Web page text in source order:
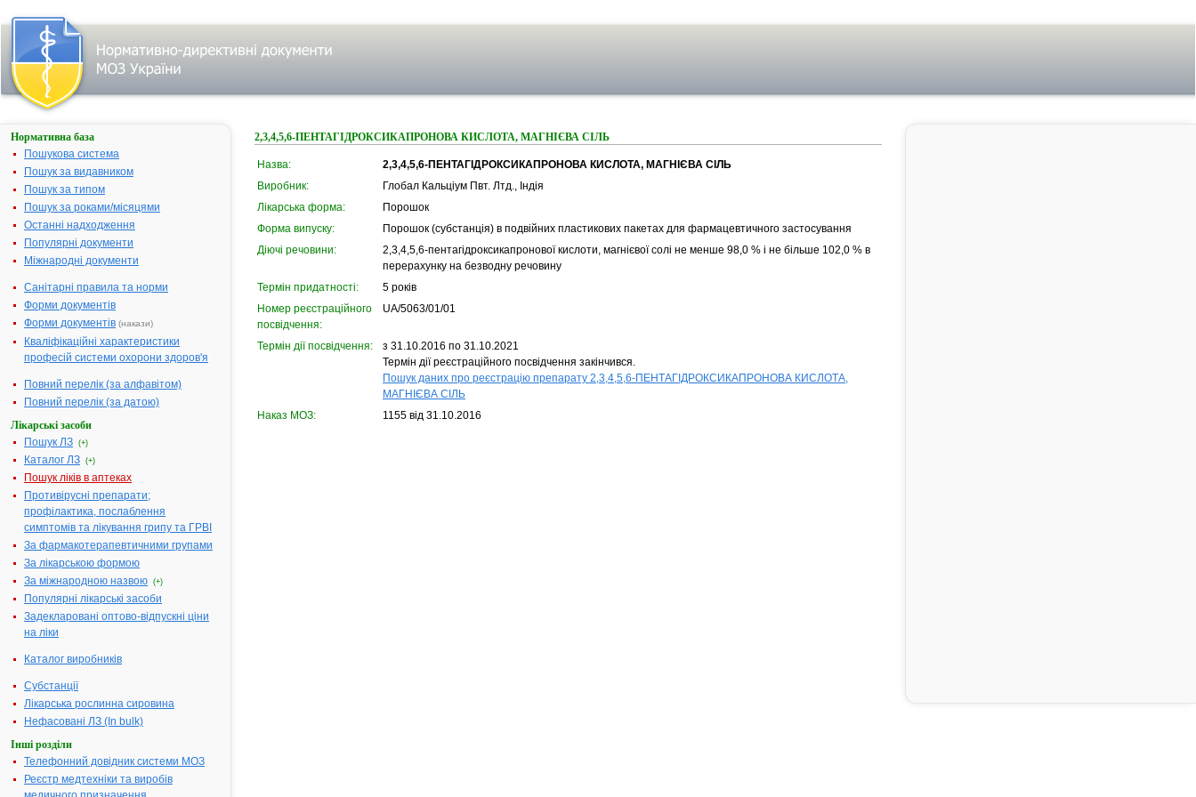
Нормативна база
Пошукова система
Пошук за видавником
Пошук за типом
Пошук за роками/місяцями
Останні надходження
Популярні документи
Міжнародні документи
Санітарні правила та норми
Форми документів
Форми документів (накази)
Кваліфікаційні характеристики
професій системи охорони здоров'я
Повний перелік (за алфавітом)
Повний перелік (за датою)
Лікарські засоби
Пошук ЛЗ (+)
Каталог ЛЗ (+)
Пошук ліків в аптеках
Противірусні препарати;
профілактика, послаблення
симптомів та лікування грипу та ГРВІ
За фармакотерапевтичними групами
За лікарською формою
За міжнародною назвою (+)
Популярні лікарські засоби
Задекларовані оптово-відпускні ціни
на ліки
Каталог виробників
Субстанції
Лікарська рослинна сировина
Нефасовані ЛЗ (In bulk)
Інші розділи
Телефонний довідник системи МОЗ
Реєстр медтехніки та виробів
2,3,4,5,6-ПЕНТАГІДРОКСИКАПРОНОВА КИСЛОТА, МАГНІЄВА СІЛЬ
Назва:
2,3,4,5,6-ПЕНТАГІДРОКСИКАПРОНОВА КИСЛОТА, МАГНІЄВА СІЛЬ
Виробник:
Глобал Кальціум Пвт. Лтд., Індія
Лікарська форма:
Порошок
Форма випуску:
Порошок (субстанція) в подвійних пластикових пакетах для фармацевтичного застосування
Діючі речовини:
2,3,4,5,6-пентагідроксикапронової кислоти, магнієвої солі не менше 98,0 % і не більше 102,0 % в
перерахунку на безводну речовину
Термін придатності:
5 років
Номер реєстраційного
посвідчення:
UA/5063/01/01
Термін дії посвідчення:
з 31.10.2016 по 31.10.2021
Термін дії реєстраційного посвідчення закінчився.
Пошук даних про реєстрацію препарату 2,3,4,5,6-ПЕНТАГІДРОКСИКАПРОНОВА КИСЛОТА,
МАГНІЄВА СІЛЬ
Наказ МОЗ:
1155 від 31.10.2016